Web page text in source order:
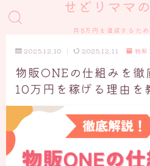
せどりママ
月5万円を達成するた
スクール
AIスクール
せどりノウハウ
2025.12.10 2025.12.11 物販
物販ONEの仕組みを徹
10万円を稼げる理由を